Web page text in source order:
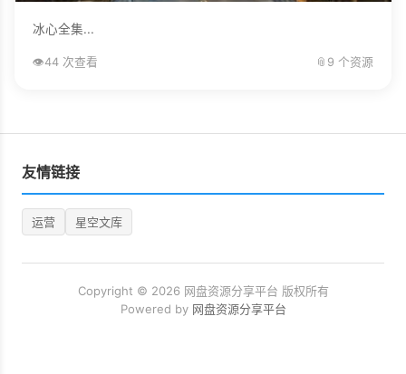
冰心全集...
👁️44 次查看 📎 9 个资源
友情链接
运营 星空文库
Copyright © 2026 网盘资源分享平台 版权所有
Powered by 网盘资源分享平台